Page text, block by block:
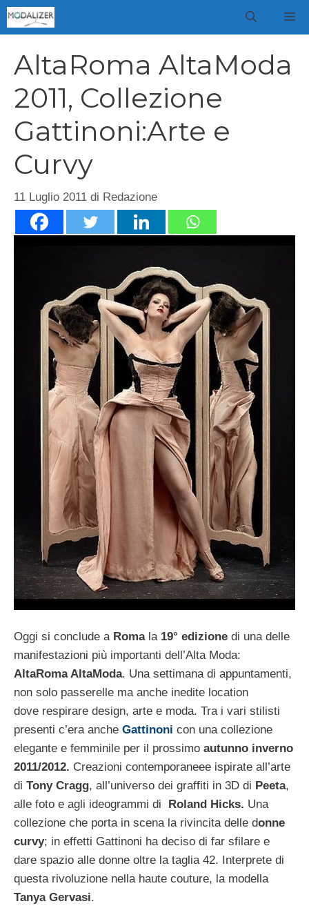
Vai
al
AltaRoma AltaModa
2011, Collezione
Gattinoni:Arte e
Curvy
11 Luglio 2011 di Redazione
Oggi si conclude a Roma la 19° edizione di una delle
manifestazioni più importanti dell’Alta Moda:
AltaRomaAltaModa. Una settimana di appuntamenti,
non solo passerelle ma anche inedite location
dove respirare design, arte e moda. Tra i vari stilisti
presenti c’era anche Gattinoni con una collezione
elegante e femminile per il prossimo autunno inverno
2011/2012. Creazioni contemporaneee ispirate all’arte
di Tony Cragg, all’universo dei graffiti in 3D di Peeta,
alle foto e agli ideogrammi di
Roland Hicks. Una
collezione che porta in scena la rivincita delle donne
curvy; in effetti Gattinoni ha deciso di far sfilare e
dare spazio alle donne oltre la taglia 42. Interprete di
questa rivoluzione nella haute couture, la modella
Tanya Gervasi.